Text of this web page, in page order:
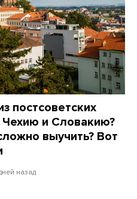
постсоветских
Чехию и Словакию?
выучить? Вот
назад